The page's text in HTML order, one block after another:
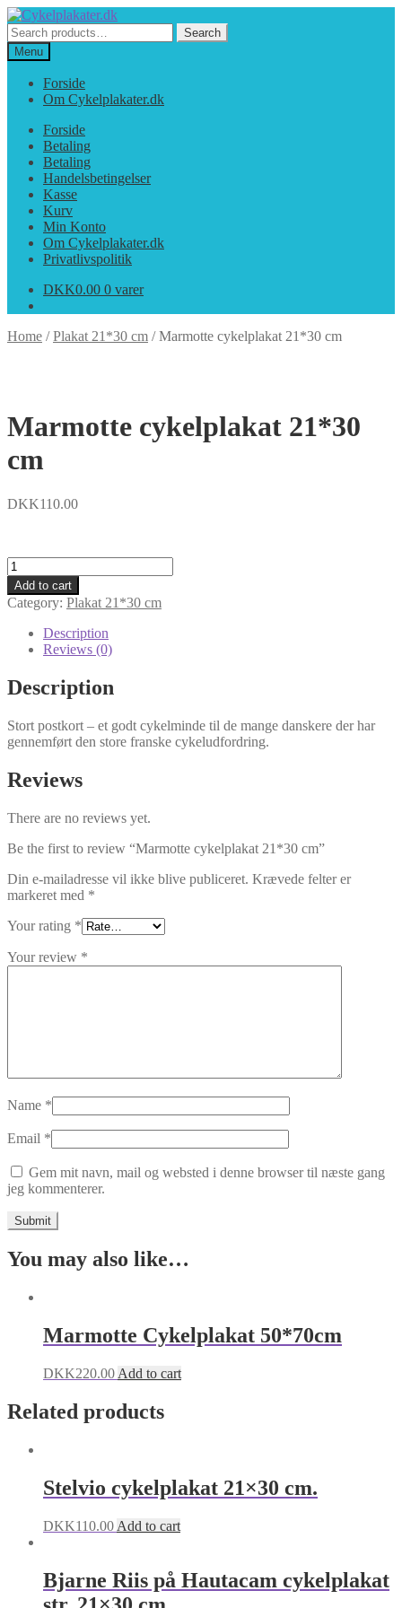
Spring
til
navigation
Spring
til
indhold
Search
for:
Search
Menu
Forside
Om Cykelplakater.dk
Forside
Betaling
Betaling
Handelsbetingelser
Kasse
Kurv
Min Konto
Om Cykelplakater.dk
Privatlivspolitik
DKK0.00 0 varer
Home /Plakat 21*30 cm /Marmotte cykelplakat 21*30 cm
Marmotte cykelplakat 21*30
cm
DKK110.00
Marmotte
cykelplakat
21*30
cm
quantity
Add to cart
Category: Plakat 21*30 cm
Description
Reviews (0)
Description
Stort postkort – et godt cykelminde til de mange danskere der har
gennemført den store franske cykeludfordring.
Reviews
There are no reviews yet.
Be the first to review “Marmotte cykelplakat 21*30 cm”
Din e-mailadresse vil ikke blive publiceret. Krævede felter er
markeret med *
Your rating *
Your review *
Name *
Email *
Gem mit navn, mail og websted i denne browser til næste gang
jeg kommenterer.
You may also like…
Marmotte Cykelplakat 50*70cm
DKK220.00 Add to cart
Related products
Stelvio cykelplakat 21×30 cm.
DKK110.00 Add to cart
Bjarne Riis på Hautacam cykelplakat